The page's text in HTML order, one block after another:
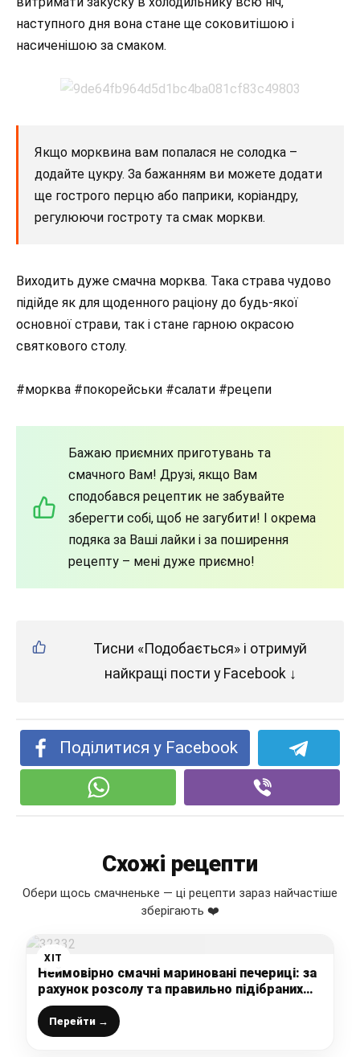
наступного дня вона стане ще соковитішою і
насиченішою за смаком.
Якщо морквина вам попалася не солодка –
додайте цукру. За бажанням ви можете додати
ще гострого перцю або паприки, коріандру,
регулюючи гостроту та смак моркви.
Виходить дуже смачна морква. Така страва чудово
підійде як для щоденного раціону до будь-якої
основної страви, так і стане гарною окрасою
святкового столу.
#морква #покорейськи #салати #рецепи
Бажаю приємних приготувань та
смачного Вам! Друзі, якщо Вам
сподобався рецептик не забувайте
зберегти собі, щоб не загубити! І окрема
подяка за Ваші лайки і за поширення
рецепту – мені дуже приємно!
Тисни «Подобається» і отримуй
найкращі пости у Facebook ↓
Поділитися у Facebook
Схожі рецепти
Обери щось смачненьке — ці рецепти зараз найчастіше
зберігають ❤️
ХІТ
Неймовірно смачні мариновані печериці: за
рахунок розсолу та правильно підібраних
спецій грибочки виходять дивовижні
Перейти →